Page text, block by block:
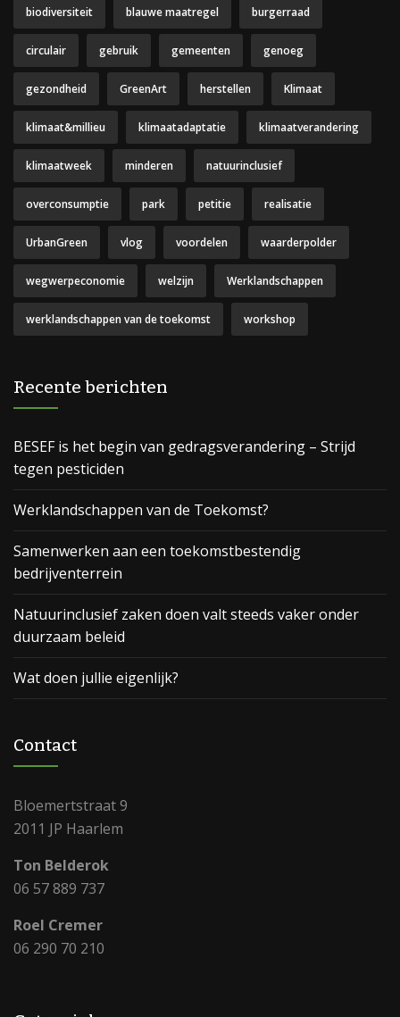
biodiversiteit blauwe maatregel burgerraad
circulair gebruik gemeenten genoeg
gezondheid GreenArt herstellen Klimaat
klimaat&millieu klimaatadaptatie klimaatverandering
klimaatweek minderen natuurinclusief
overconsumptie park petitie realisatie
UrbanGreen vlog voordelen waarderpolder
wegwerpeconomie welzijn Werklandschappen
werklandschappen van de toekomst workshop
Recente berichten
BESEF is het begin van gedragsverandering – Strijd
tegen pesticiden
Werklandschappen van de Toekomst?
Samenwerken aan een toekomstbestendig
bedrijventerrein
Natuurinclusief zaken doen valt steeds vaker onder
duurzaam beleid
Wat doen jullie eigenlijk?
Contact
Bloemertstraat 9
2011 JP Haarlem
Ton Belderok
06 57 889 737
Roel Cremer
06 290 70 210